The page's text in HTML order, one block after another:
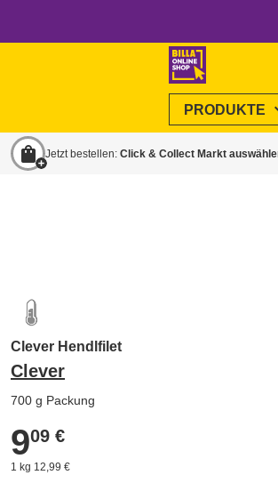
PRODUKTE
shopping_bag Jetzt bestellen: Click & Collect Markt
Clever Hendlfilet
Clever
700 g Packung
9,09 €
909 €
1 kg 12,99 €